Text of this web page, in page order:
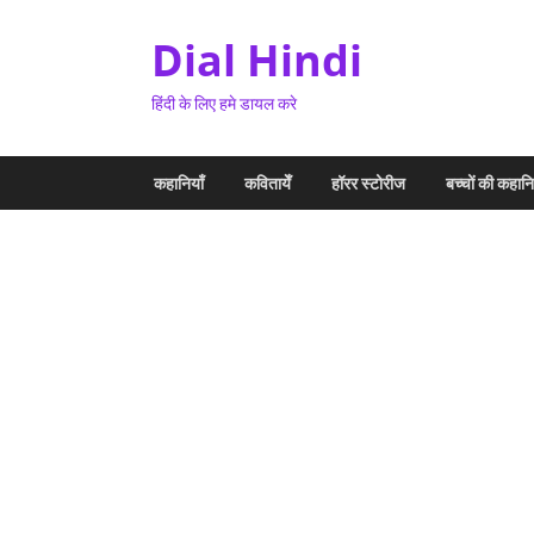
Dial Hindi
हिंदी के लिए हमे डायल करे
कहानियाँ कवितायेँ हॉरर स्टोरीज बच्चों की